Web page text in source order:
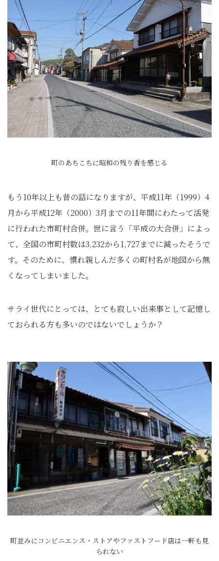
町のあちこちに昭和の残り香を感じる
もう10年以上も昔の話になりますが、平成11年（1999）4
月から平成12年（2000）3月までの11年間にわたって活発
に行われた市町村合併。世に言う「平成の大合併」によっ
て、全国の市町村数は3,232から1,727までに減ったそうで
す。そのために、慣れ親しんだ多くの町村名が地図から無
くなってしまいました。
サライ世代にとっては、とても寂しい出来事として記憶し
ておられる方も多いのではないでしょうか？
町並みにコンビニエンス・ストアやファストフード店は一軒も見
られない